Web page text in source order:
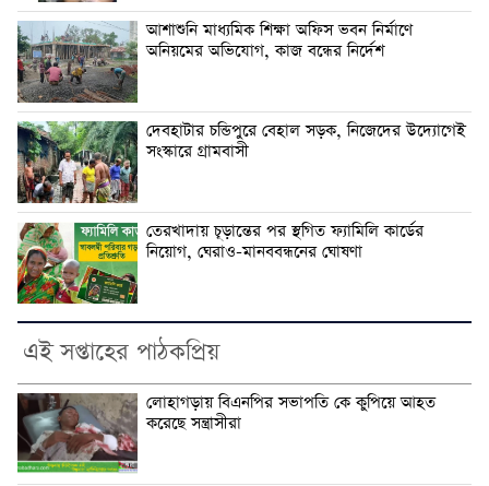
আশাশুনি মাধ্যমিক শিক্ষা অফিস ভবন নির্মাণে
অনিয়মের অভিযোগ, কাজ বন্ধের নির্দেশ
দেবহাটার চন্ডিপুরে বেহাল সড়ক, নিজেদের উদ্যোগেই
সংস্কারে গ্রামবাসী
তেরখাদায় চূড়ান্তের পর স্থগিত ফ্যামিলি কার্ডের
নিয়োগ, ঘেরাও-মানববন্ধনের ঘোষণা
এই সপ্তাহের পাঠকপ্রিয়
লোহাগড়ায় বিএনপির সভাপতি কে কুপিয়ে আহত
করেছে সন্ত্রাসীরা